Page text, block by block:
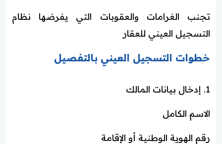
تجنب الغرامات والعقوبات التي يفرضها نظام
التسجيل العيني للعقار
خطوات التسجيل العيني بالتفصيل
1. إدخال بيانات المالك
الاسم الكامل
رقم الهوية الوطنية أو الإقامة